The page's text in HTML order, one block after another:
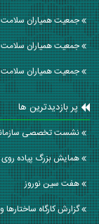
جمعیت همیاران سلامت
جمعیت همیاران سلامت
جمعیت همیاران سلامت
پر بازدیدترین ها
نشست تخصصی
همایش بزرگ پیاده روی
هفت سین نوروز
گزارش کارگاه ساختارها